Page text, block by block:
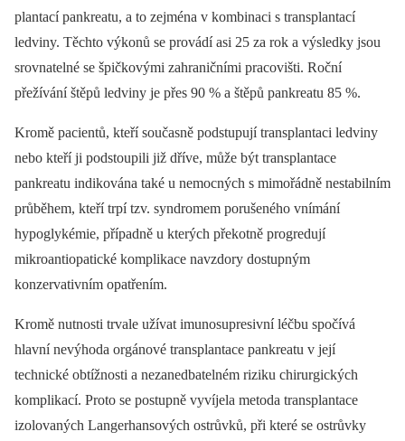
plantací pankreatu, a to zejména v kombinaci s transplantací
ledviny. Těchto výkonů se provádí asi 25 za rok a výsledky jsou
srovnatelné se špičkovými zahraničními pracovišti. Roční
přežívání štěpů ledviny je přes 90 % a štěpů pankreatu 85 %.
Kromě pacientů, kteří současně podstupují transplantaci ledviny
nebo kteří ji podstoupili již dříve, může být transplantace
pankreatu indikována také u nemocných s mimořádně nestabilním
průběhem, kteří trpí tzv. syndromem porušeného vnímání
hypoglykémie, případně u kterých překotně progredují
mikroantiopatické komplikace navzdory dostupným
konzervativním opatřením.
Kromě nutnosti trvale užívat imunosupresivní léčbu spočívá
hlavní nevýhoda orgánové transplantace pankreatu v její
technické obtížnosti a nezanedbatelném riziku chirurgických
komplikací. Proto se postupně vyvíjela metoda transplantace
izolovaných Langerhansových ostrůvků, při které se ostrůvky